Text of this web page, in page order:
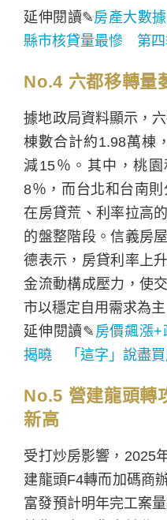
延伸閱讀✎房產大數
縣市核貸量最慘 第四
No.4 六都移轉
據地政局資料顯示，
棟數合計約1.98萬棟
減15％。其中，桃
8％，而台北和台南
在房貸荒、利率拉高
的盤整階段。信義房
德表示，房貸利率上
金流動構成壓力，使
市以穩定自用需求為
延伸閱讀✎ 房價飆漲+
揭曉 「這字」說盡買
No.5 營建龍頭
新高
受打炒房影響，2025
建龍頭F4轉而加碼商
富發預計明年完工案